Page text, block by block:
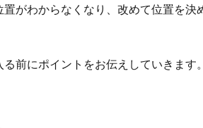
がわからなくなり、改めて位置を決
前にポイントをお伝えしていきます。